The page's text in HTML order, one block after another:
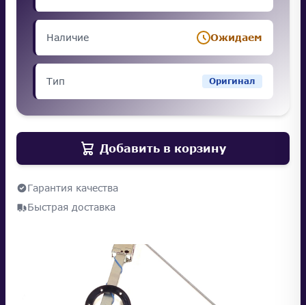
Наличие Ожидаем
Тип Оригинал
Добавить в корзину
Гарантия качества
Быстрая доставка